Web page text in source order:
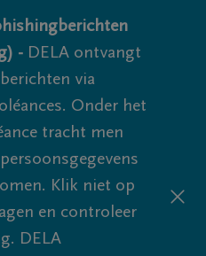
- DELA ontvangt
via
Onder het
tracht men
Klik niet op
en controleer
DELA